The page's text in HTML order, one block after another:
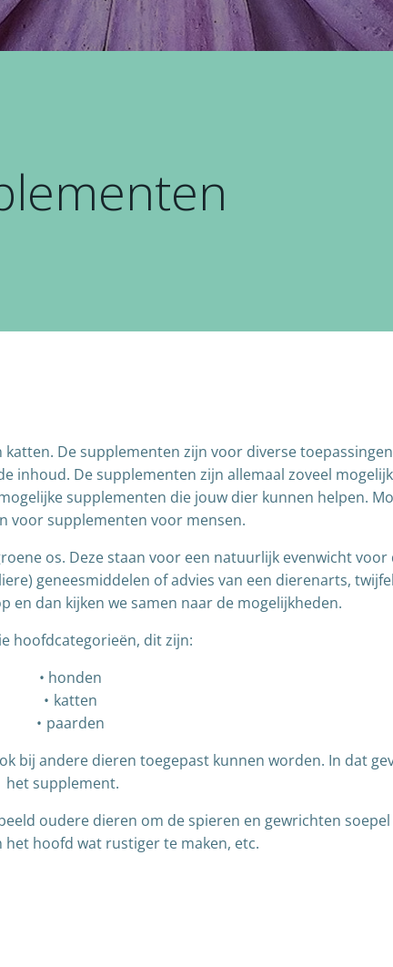
De supplementen zijn voor diverse
inhoud. De supplementen zijn allemaal zoveel
supplementen die jouw dier kunnen helpen.
voor supplementen voor mensen.
os. Deze staan voor een natuurlijk evenwicht
geneesmiddelen of advies van een dierenarts,
en dan kijken we samen naar de mogelijkheden.
hoofdcategorieën, dit zijn:
honden
katten
paarden
bij andere dieren toegepast kunnen worden. In dat
het supplement.
oudere dieren om de spieren en gewrichten
het hoofd wat rustiger te maken, etc.